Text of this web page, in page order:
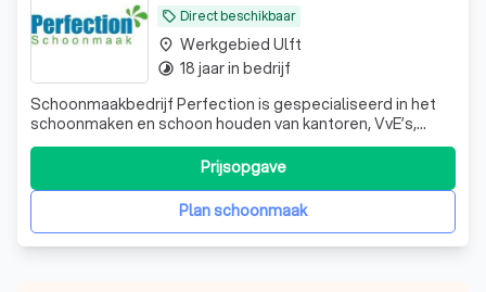
local_offer Direct beschikbaar
Schoonmaakbedrijf Perfection is gespecialiseerd in het
schoonmaken en schoon houden van kantoren, VvE’s,
scholen en vele andere projecten en objecten. Ook
leveren wij glazenwassers en verzorgen wij
vloerenonderhoud. Dit doen wij al vele jaren in midden
Nederland
Plan schoonmaak
Prijsopgave
place Werkgebied Ulft
timelapse 18 jaar in bedrijf